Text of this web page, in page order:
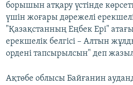
борышын атқару үстінде
үшін жоғары дәрежелі
"Қазақстанның Еңбек Ері"
ерекшелік белгісі – Алтын
ордені тапсырылсын" деп
Ақтөбе облысы Байғанин